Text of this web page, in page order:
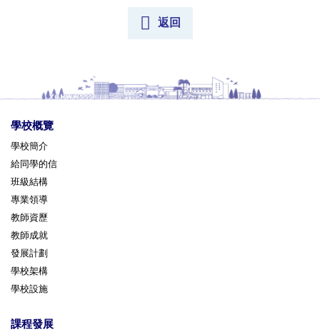
返回
學校概覽
學校簡介
給同學的信
班級結構
專業領導
教師資歷
教師成就
發展計劃
學校架構
學校設施
課程發展